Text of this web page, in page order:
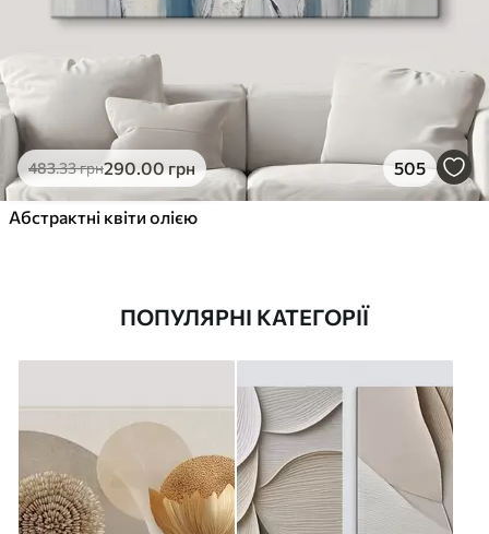
483.33грн290.00грн 505
Абстрактні квіти олією
ПОПУЛЯРНІ КАТЕГОРІЇ